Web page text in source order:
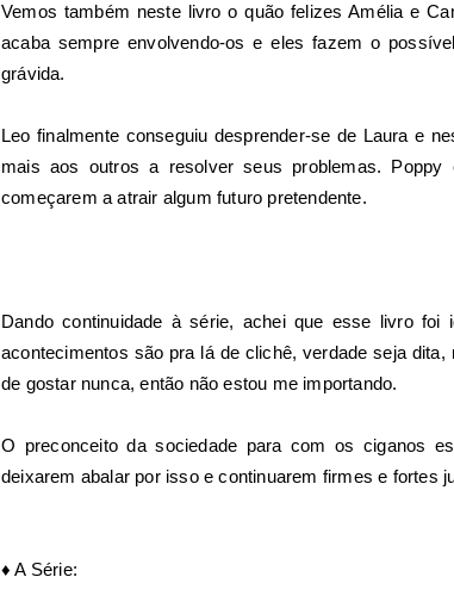
Vemos também neste livro o quão felizes Amélia e
acaba sempre envolvendo-os e eles fazem o
grávida.
Leo finalmente conseguiu desprender-se de Laura e
mais aos outros a resolver seus problemas. Poppy
começarem a atrair algum futuro pretendente.
Dando continuidade à série, achei que esse livro
acontecimentos são pra lá de clichê, verdade seja
de gostar nunca, então não estou me importando.
O preconceito da sociedade para com os ciganos
deixarem abalar por isso e continuarem firmes e fortes
♦ A Série: